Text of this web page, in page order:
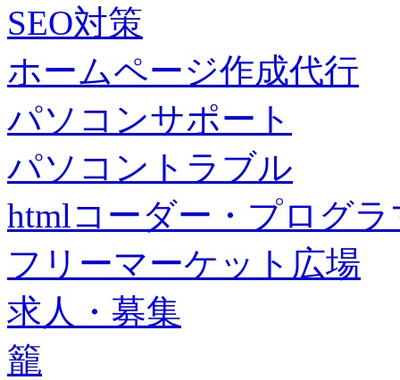
SEO対策
ホームページ作成代行
パソコンサポート
パソコントラブル
htmlコーダー・プログラ
フリーマーケット広場
求人・募集
籠